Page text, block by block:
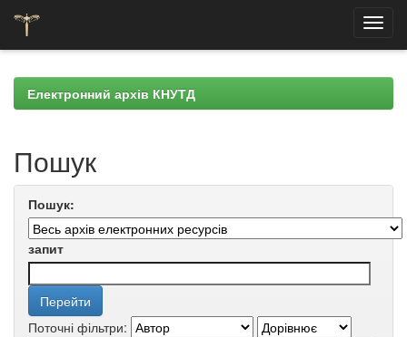
navigationЕлектронний архів КНУТД
Пошук
Пошук:
запит
Поточні фільтри: